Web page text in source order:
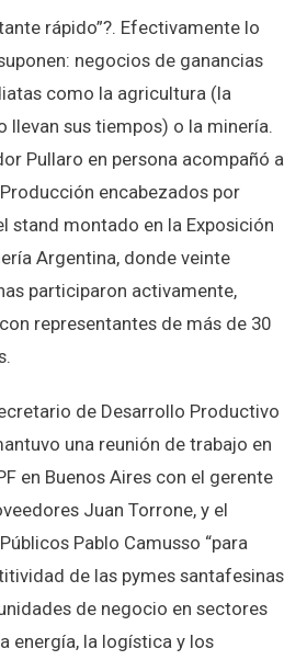
rápido”?. Efectivamente lo
negocios de ganancias
como la agricultura (la
llevan sus tiempos) o la minería.
Pullaro en persona acompañó a
encabezados por
stand montado en la Exposición
Argentina, donde veinte
participaron activamente,
representantes de más de 30
de Desarrollo Productivo
una reunión de trabajo en
en Buenos Aires con el gerente
Juan Torrone, y el
Pablo Camusso “para
de las pymes santafesinas
de negocio en sectores
energía, la logística y los